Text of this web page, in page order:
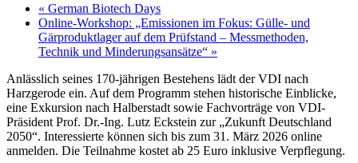
« German Biotech Days
Online-Workshop: „Emissionen im Fokus: Gülle- und
Gärproduktlager auf dem Prüfstand – Messmethoden,
Technik und Minderungsansätze“ »
Anlässlich seines 170-jährigen Bestehens lädt der VDI nach
Harzgerode ein. Auf dem Programm stehen historische Einblicke,
eine Exkursion nach Halberstadt sowie Fachvorträge von VDI-
Präsident Prof. Dr.-Ing. Lutz Eckstein zur „Zukunft Deutschland
2050“. Interessierte können sich bis zum 31. März 2026 online
anmelden. Die Teilnahme kostet ab 25 Euro inklusive Verpflegung.